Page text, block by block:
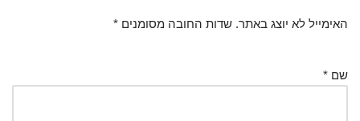
האימייל לא יוצג באתר. שדות החובה מסומנים *
שם *